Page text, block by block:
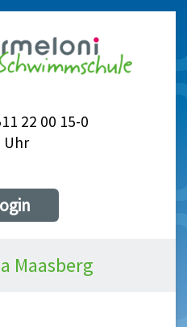
22 00 15-0
Uhr
Maasberg